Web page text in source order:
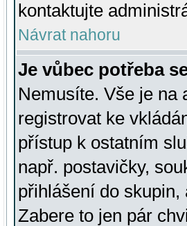
kontaktujte
Návrat nahoru
Je vůbec potřeba
Nemusíte. Vše je na
registrovat ke
přístup k ostatním
např. postavičky,
přihlášení do
Zabere to jen pár